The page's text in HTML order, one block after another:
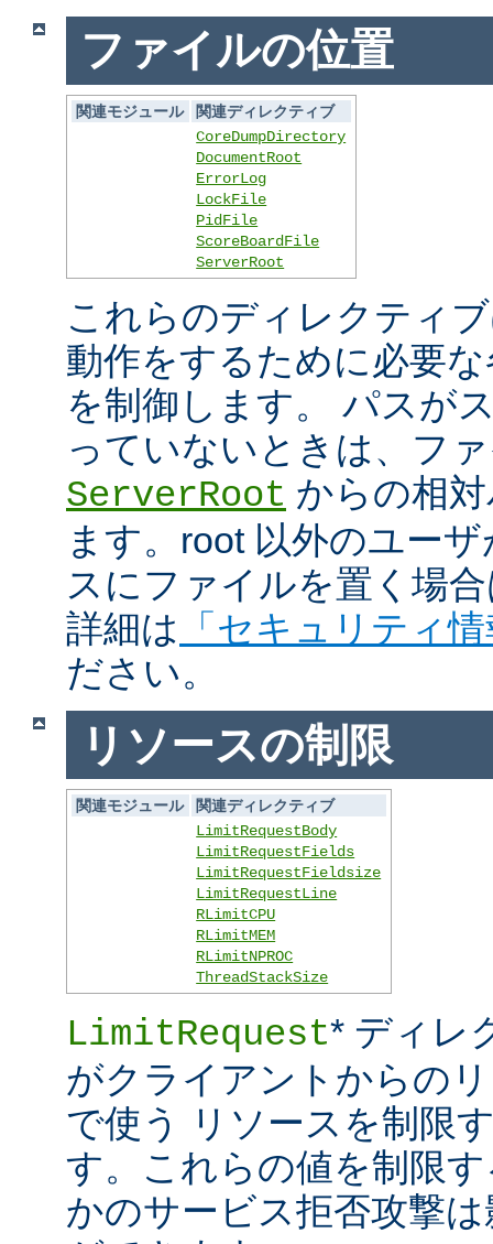
ファイルの位置
関連モジュール
関連ディレクティブ
CoreDumpDirectory
DocumentRoot
ErrorLog
LockFile
PidFile
ScoreBoardFile
ServerRoot
これらのディレクティ
動作をするために必要
を制御します。 パスが
っていないときは、フ
ServerRoot からの相
ます。root 以外のユー
スにファイルを置く場
詳細は
「セキュリティ
ださい。
リソースの制限
関連モジュール
関連ディレクティブ
LimitRequestBody
LimitRequestFields
LimitRequestFieldsize
LimitRequestLine
RLimitCPU
RLimitMEM
RLimitNPROC
ThreadStackSize
LimitRequest* ディレ
がクライアントからの
で使う リソースを制限
す。これらの値を制限
かのサービス拒否攻撃